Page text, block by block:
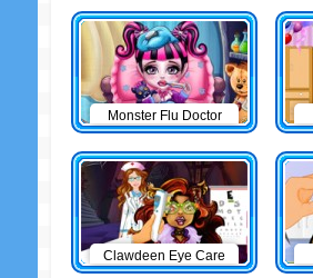
Monster Flu Doctor
Clawdeen Eye Care